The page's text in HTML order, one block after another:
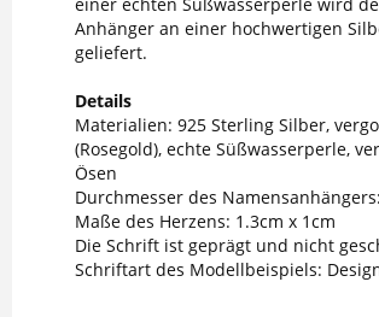
Anhänger an einer hochwertigen
geliefert.
Details
Materialien: 925 Sterling Silber,
(Rosegold), echte Süßwasserperle,
Ösen
Durchmesser des
Maße des Herzens: 1.3cm x 1cm
Die Schrift ist geprägt und nicht
Schriftart des Modellbeispiels: